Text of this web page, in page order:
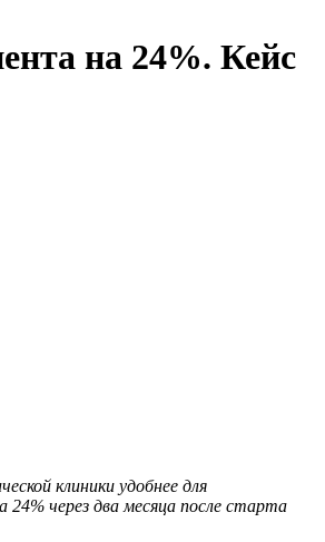
на 24%. Кейс
клиники удобнее для
24% через два месяца после старта